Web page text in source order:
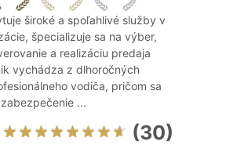
široké a spoľahlivé služby v
špecializuje sa na výber,
a realizáciu predaja
vychádza z dlhoročných
vodiča, pričom sa
...
(30)